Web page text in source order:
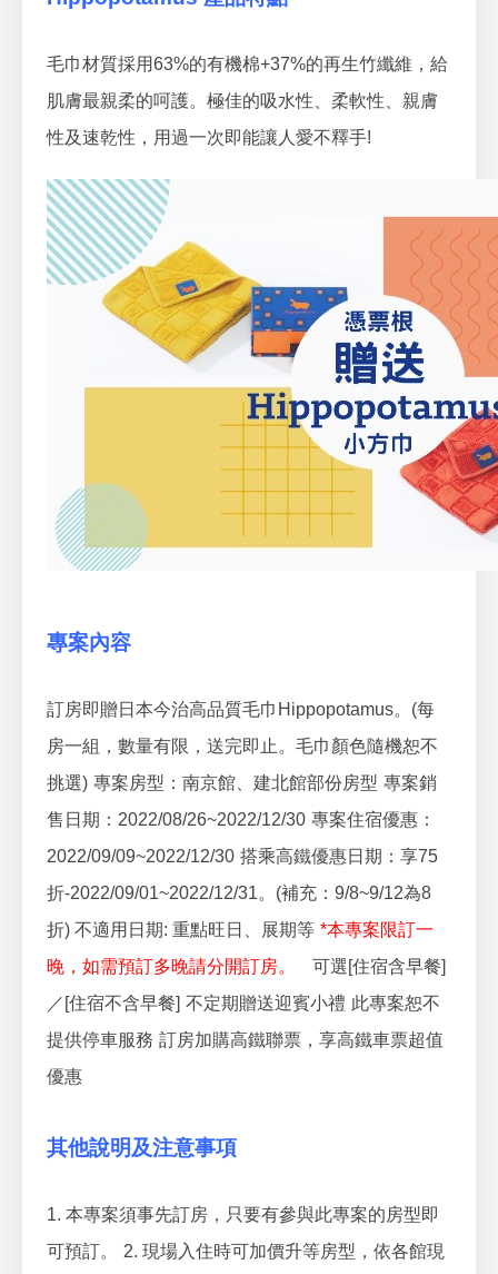
毛巾材質採用63%的有機棉+37%的再生竹纖維，給
肌膚最親柔的呵護。 極佳的吸水性、柔軟性、親膚
性及速乾性，用過一次即能讓人愛不釋手!
專案內容
訂房即贈日本今治高品質毛巾Hippopotamus。 (每
房一組，數量有限，送完即止。毛巾顏色隨機恕不
挑選) 專案房型：南京館、建北館部份房型 專案銷
售日期：2022/08/26~2022/12/30 專案住宿優惠：
2022/09/09~2022/12/30 搭乘高鐵優惠日期：享75
折-2022/09/01~2022/12/31。(補充：9/8~9/12為8
折) 不適用日期: 重點旺日、展期等 *本專案限訂一
晚，如需預訂多晚請分開訂房。
可選[住宿含早餐]
／[住宿不含早餐] 不定期贈送迎賓小禮 此專案恕不
提供停車服務 訂房加購高鐵聯票，享高鐵車票超值
優惠
其他說明及注意事項
1. 本專案須事先訂房，只要有參與此專案的房型即
可預訂。
2. 現場入住時可加價升等房型，依各館現